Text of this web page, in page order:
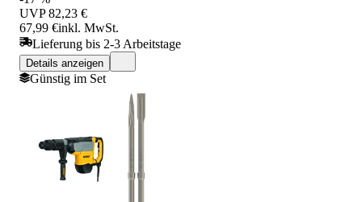
UVP 82,23 €
67,99 €inkl. MwSt.
Lieferung bis 2-3 Arbeitstage
Details anzeigen
Günstig im Set